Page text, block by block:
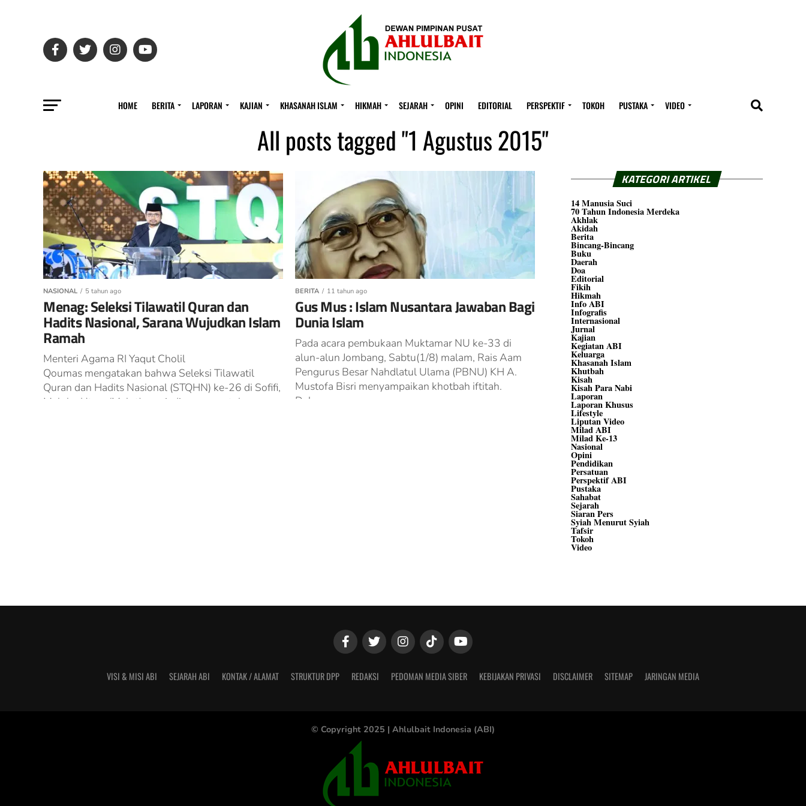
HOME BERITA LAPORAN KAJIAN KHASANAH ISLAM HIKMAH SEJARAH OPINI EDITORIAL PERSPEKTIF TOKOH PUSTAKA VIDEO
All posts tagged "1 Agustus 2015"
NASIONAL 5 tahun ago
Menag: Seleksi Tilawatil Quran dan
Hadits Nasional, Sarana Wujudkan Islam
Ramah
Menteri Agama RI Yaqut Cholil
Qoumas mengatakan bahwa Seleksi Tilawatil
Quran dan Hadits Nasional (STQHN) ke-26 di Sofifi,
Maluku Utara (Malut) menjadi sarana untuk
BERITA 11 tahun ago
Gus Mus : Islam Nusantara Jawaban Bagi
Dunia Islam
Pada acara pembukaan Muktamar NU ke-33 di
alun-alun Jombang, Sabtu(1/8) malam, Rais Aam
Pengurus Besar Nahdlatul Ulama (PBNU) KH A.
Mustofa Bisri menyampaikan khotbah iftitah.
Dalam...
KATEGORI ARTIKEL
14 Manusia Suci
70 Tahun Indonesia Merdeka
Akhlak
Akidah
Berita
Bincang-Bincang
Buku
Daerah
Doa
Editorial
Fikih
Hikmah
Info ABI
Infografis
Internasional
Jurnal
Kajian
Kegiatan ABI
Keluarga
Khasanah Islam
Khutbah
Kisah
Kisah Para Nabi
Laporan
Laporan Khusus
Lifestyle
Liputan Video
Milad ABI
Milad Ke-13
Nasional
Opini
Pendidikan
Persatuan
Perspektif ABI
Pustaka
Sahabat
Sejarah
Siaran Pers
Syiah Menurut Syiah
Tafsir
Tokoh
Video
VISI & MISI ABI SEJARAH ABI KONTAK / ALAMAT STRUKTUR DPP REDAKSI PEDOMAN MEDIA SIBER KEBIJAKAN PRIVASI DISCLAIMER SITEMAP JARINGAN MEDIA
© Copyright 2025 | Ahlulbait Indonesia (ABI)